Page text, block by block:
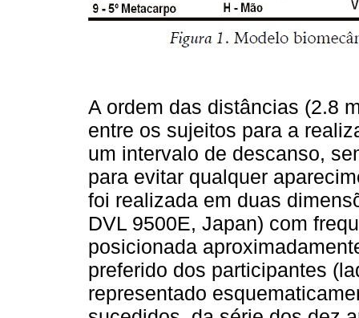
A ordem das distâncias (2.8
entre os sujeitos para a
um intervalo de descanso,
para evitar qualquer
foi realizada em duas
DVL 9500E, Japan) com
posicionada
preferido dos participantes
representado